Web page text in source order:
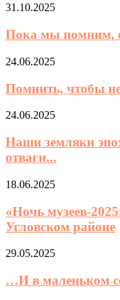
31.10.2025
Пока мы помним,
24.06.2025
Помнить, чтобы
24.06.2025
Наши земляки
отваги...
18.06.2025
«Ночь музеев-
Угловском районе
29.05.2025
…И в маленьком